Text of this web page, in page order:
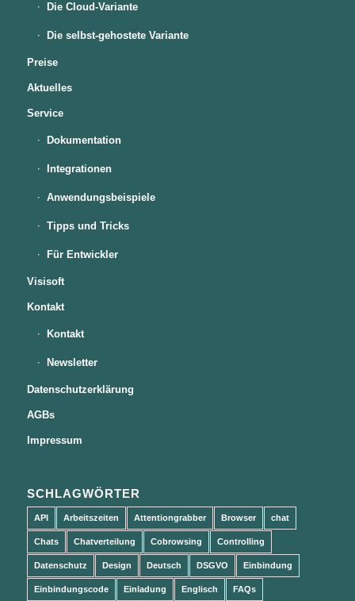
Die Cloud-Variante
Die selbst-gehostete Variante
Preise
Aktuelles
Service
Dokumentation
Integrationen
Anwendungsbeispiele
Tipps und Tricks
Für Entwickler
Visisoft
Kontakt
Kontakt
Newsletter
Datenschutzerklärung
AGBs
Impressum
SCHLAGWÖRTER
API Arbeitszeiten Attentiongrabber Browser chat
Chats Chatverteilung Cobrowsing Controlling
Datenschutz Design Deutsch DSGVO Einbindung
Einbindungscode Einladung Englisch FAQs